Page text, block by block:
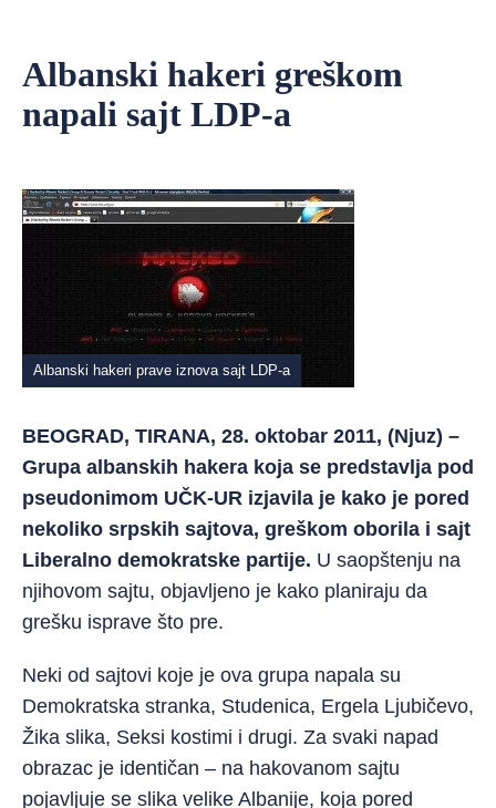
Albanski hakeri greškom
napali sajt LDP-a
Albanski hakeri prave iznova sajt LDP-a
BEOGRAD, TIRANA, 28. oktobar 2011, (Njuz) –
Grupa albanskih hakera koja se predstavlja pod
pseudonimom UČK-UR izjavila je kako je pored
nekoliko srpskih sajtova, greškom oborila i sajt
Liberalno demokratske partije. U saopštenju na
njihovom sajtu, objavljeno je kako planiraju da
grešku isprave što pre.
Neki od sajtovi koje je ova grupa napala su
Demokratska stranka, Studenica, Ergela Ljubičevo,
Žika slika, Seksi kostimi i drugi. Za svaki napad
obrazac je identičan – na hakovanom sajtu
pojavljuje se slika velike Albanije, koja pored